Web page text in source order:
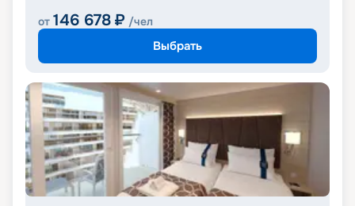
от 146 678 ₽ /чел
Выбрать